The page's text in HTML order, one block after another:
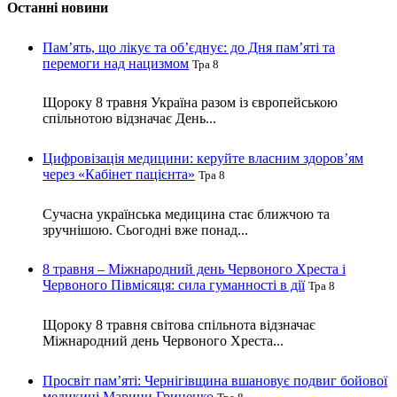
Останні новини
Пам’ять, що лікує та об’єднує: до Дня пам’яті та
перемоги над нацизмом Тра 8
Щороку 8 травня Україна разом із європейською
спільнотою відзначає День...
Цифровізація медицини: керуйте власним здоров’ям
через «Кабінет пацієнта» Тра 8
Сучасна українська медицина стає ближчою та
зручнішою. Сьогодні вже понад...
8 травня – Міжнародний день Червоного Хреста і
Червоного Півмісяця: сила гуманності в дії Тра 8
Щороку 8 травня світова спільнота відзначає
Міжнародний день Червоного Хреста...
Просвіт пам’яті: Чернігівщина вшановує подвиг бойової